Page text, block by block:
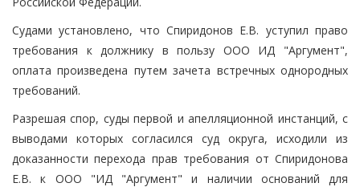
Судами установлено, что Спиридонов Е.В. уступил право
требования к должнику в пользу ООО ИД "Аргумент",
оплата произведена путем зачета встречных однородных
требований.
Разрешая спор, суды первой и апелляционной инстанций, с
выводами которых согласился суд округа, исходили из
доказанности перехода прав требования от Спиридонова
Е.В. к ООО "ИД "Аргумент" и наличии оснований для